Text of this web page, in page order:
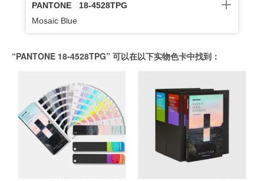
PANTONE
18-4528TPG
Mosaic Blue
“PANTONE 18-4528TPG” 可以在以下实物色卡中找到：